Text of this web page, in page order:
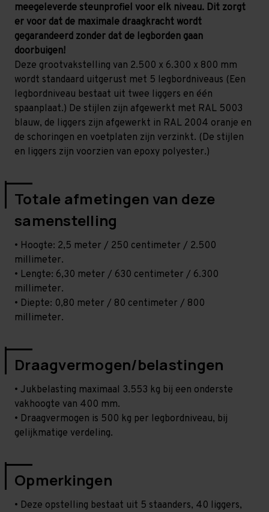
meegeleverde steunprofiel voor elk niveau. Dit zorgt
er voor dat de maximale draagkracht wordt
gegarandeerd zonder dat de legborden gaan
doorbuigen!
Deze grootvakstelling van 2.500 x 6.300 x 800 mm
wordt standaard uitgerust met 5 legbordniveaus (Een
legbordniveau bestaat uit twee liggers en één
spaanplaat.) De stijlen zijn afgewerkt met RAL 5003
blauw, de liggers zijn afgewerkt in RAL 2004 oranje en
de schoringen en voetplaten zijn verzinkt. (De stijlen
en liggers zijn voorzien van epoxy polyester.)
Totale afmetingen van deze
samenstelling
• Hoogte: 2,5 meter / 250 centimeter / 2.500
millimeter.
• Lengte: 6,30 meter / 630 centimeter / 6.300
millimeter.
• Diepte: 0,80 meter / 80 centimeter / 800
millimeter.
Draagvermogen/belastingen
• Jukbelasting maximaal 3.553 kg bij een onderste
vakhoogte van 400 mm.
• Draagvermogen is 500 kg per legbordniveau, bij
gelijkmatige verdeling.
Opmerkingen
• Deze opstelling bestaat uit 5 staanders, 40 liggers,